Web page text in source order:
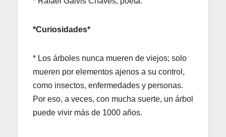
*Curiosidades*
* Los árboles nunca mueren de viejos; solo
mueren por elementos ajenos a su control,
como insectos, enfermedades y personas.
Por eso, a veces, con mucha suerte, un árbol
puede vivir más de 1000 años.